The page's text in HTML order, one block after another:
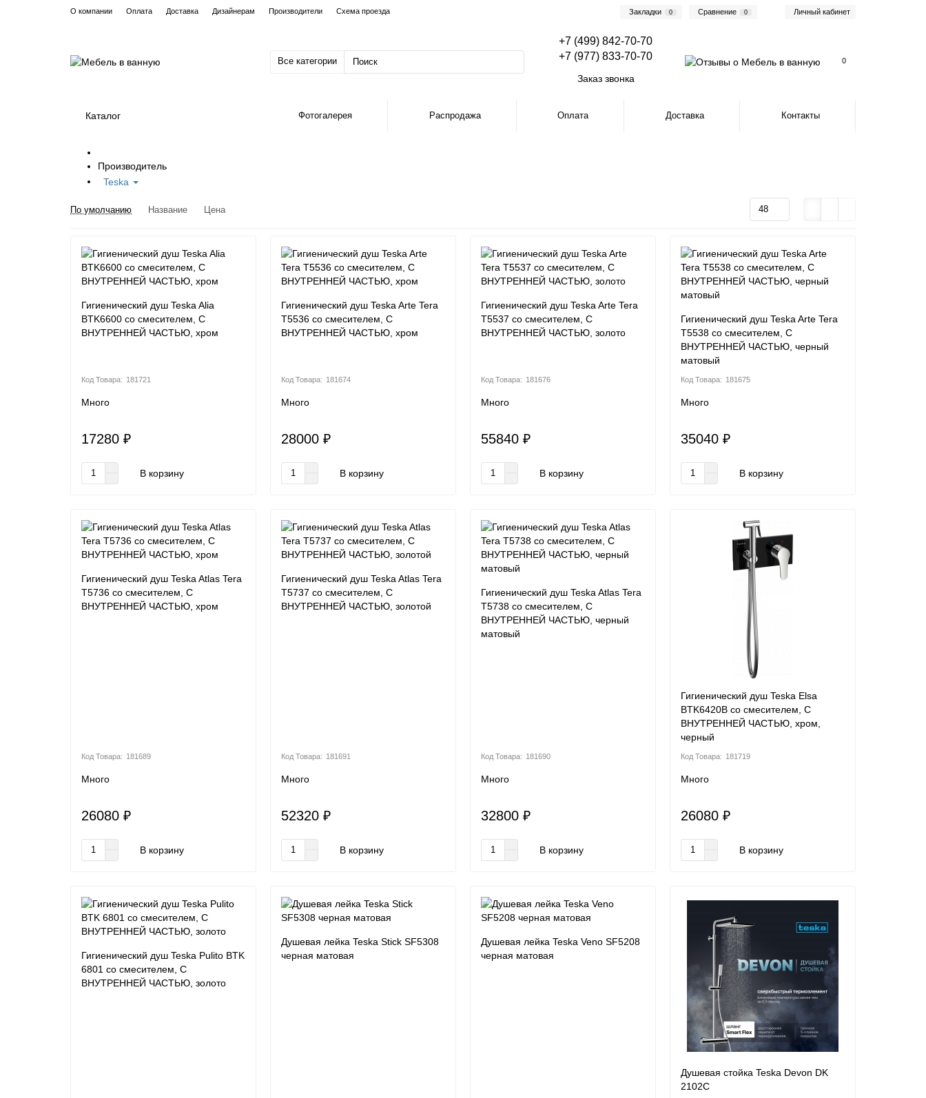
О компании Оплата Доставка Дизайнерам Производители Схема проезда Закладки 0 Сравнение 0 Личный кабинет
Все категории
+7 (499) 842-70-70
+7 (977) 833-70-70
Заказ звонка
0
Каталог Фотогалерея Распродажа Оплата Доставка Контакты
Производитель
Teska
По умолчанию Название Цена
Гигиенический душ Teska Alia
BTK6600 со смесителем, С
ВНУТРЕННЕЙ ЧАСТЬЮ, хром
181721
Много
17280 ₽
В корзину
Гигиенический душ Teska Arte Tera
T5536 со смесителем, С
ВНУТРЕННЕЙ ЧАСТЬЮ, хром
181674
Много
28000 ₽
В корзину
Гигиенический душ Teska Arte Tera
T5537 со смесителем, С
ВНУТРЕННЕЙ ЧАСТЬЮ, золото
181676
Много
55840 ₽
В корзину
Гигиенический душ Teska Arte Tera
T5538 со смесителем, С
ВНУТРЕННЕЙ ЧАСТЬЮ, черный
матовый
181675
Много
35040 ₽
В корзину
Гигиенический душ Teska Atlas Tera
T5736 со смесителем, С
ВНУТРЕННЕЙ ЧАСТЬЮ, хром
181689
Много
26080 ₽
В корзину
Гигиенический душ Teska Atlas Tera
T5737 со смесителем, С
ВНУТРЕННЕЙ ЧАСТЬЮ, золотой
181691
Много
52320 ₽
В корзину
Гигиенический душ Teska Atlas Tera
T5738 со смесителем, С
ВНУТРЕННЕЙ ЧАСТЬЮ, черный
матовый
181690
Много
32800 ₽
В корзину
Гигиенический душ Teska Elsa
BTK6420B со смесителем, С
ВНУТРЕННЕЙ ЧАСТЬЮ, хром,
черный
181719
Много
26080 ₽
В корзину
Гигиенический душ Teska Pulito BTK
6801 со смесителем, С
ВНУТРЕННЕЙ ЧАСТЬЮ, золото
Душевая лейка Teska Stick SF5308
черная матовая
Душевая лейка Teska Veno SF5208
черная матовая
Душевая стойка Teska Devon DK
2102C